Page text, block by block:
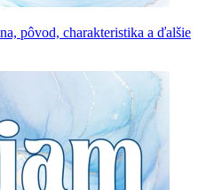
pôvod, charakteristika a ďalšie